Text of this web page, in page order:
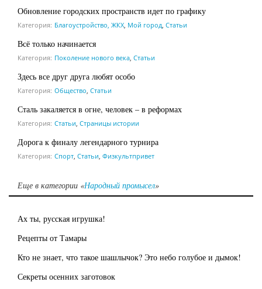
Обновление городских пространств идет по графику
Категория: Благоустройство, ЖКХ Мой город Статьи
Всё только начинается
Категория: Поколение нового века Статьи
Здесь все друг друга любят особо
Категория: Общество Статьи
Сталь закаляется в огне, человек – в реформах
Категория: Статьи Страницы истории
Дорога к финалу легендарного турнира
Категория: Спорт Статьи Физкультпривет
Еще в категории «Народный промысел»
Ах ты, русская игрушка!
Рецепты от Тамары
Кто не знает, что такое шашлычок? Это небо голубое и дымок!
Секреты осенних заготовок